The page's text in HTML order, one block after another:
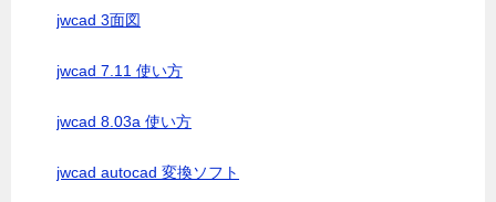
jwcad 3面図
jwcad 7.11 使い方
jwcad 8.03a 使い方
jwcad autocad 変換ソフト